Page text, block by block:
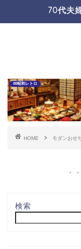
19コミ
70代夫
00昭和レトロ
HOME モダンおせ
検索